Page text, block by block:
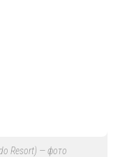
Resort) — фото